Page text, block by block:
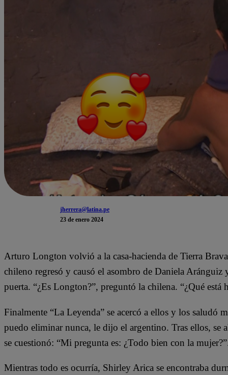
jherrera@latina.pe
23 de enero 2024
Arturo Longton volvió a la casa-hacienda de Tierra
chileno regresó y causó el asombro de Daniela
puerta. “¿Es Longton?”, preguntó la chilena. “¿Qué
Finalmente “La Leyenda” se acercó a ellos y los saludó
puedo eliminar nunca, le dijo el argentino. Tras ellos, se
se cuestionó: “Mi pregunta es: ¿Todo bien con la
Mientras todo es ocurría, Shirley Arica se encontraba